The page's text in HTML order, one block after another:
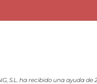
S.L. ha recibido una ayuda